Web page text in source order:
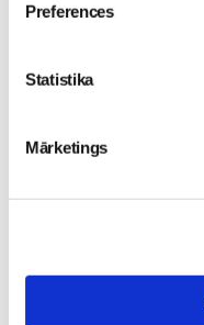
Preferences
Statistika
Mārketings
Mazuļa pirmā pieredze